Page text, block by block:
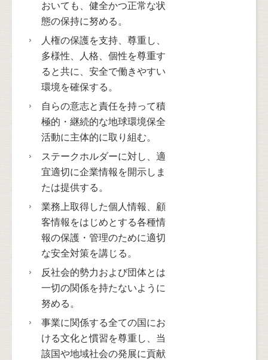
おいても、健全かつ正常な状
態の保持に努める。
人権の保護を支持、尊重し、
多様性、人格、個性を尊重す
ると共に、安全で働きやすい
環境を確保する。
自らの意志と責任を持って積
極的・継続的な地球環境保全
活動に主体的に取り組む。
ステークホルダーに対し、適
宜適切に企業情報を開示しま
たは提供する。
業務上取得した個人情報、顧
客情報をはじめとする各種情
報の保護・管理のために適切
な安全対策を講じる。
反社会的勢力および団体とは
一切の関係を持たないように
努める。
事業に関係する全ての国にお
ける文化と慣習を尊重し、当
該国や地域社会の発展に貢献